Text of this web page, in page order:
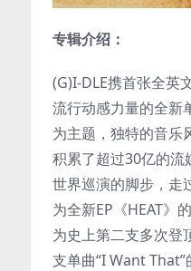
专辑介绍：
(G)I-DLE携首张全英
流行动感力量的全新
为主题，独特的音乐
积累了超过30亿的流
世界巡演的脚步，走
为全新EP《HEAT》
为史上第二支多次登
支单曲“I Want That”